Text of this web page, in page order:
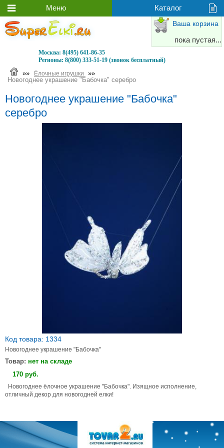
Москва: 8(495) 641-86-35
Регионы: 8(800) 333-51-19 (звонок бесплатный)
Ваша корзина
пока пустая...
»» Ёлочные игрушки
»»
Новогоднее украшение "Бабочка" серебро
Новогоднее украшение "Бабочка"
серебро
Код товара: 1334
Новогоднее украшение "Бабочка"
Товар: нет на складе
170 руб.
Новогоднее ёлочное украшение "Бабочка". Изящное исполнение,
отличный декор для новогодней елки!